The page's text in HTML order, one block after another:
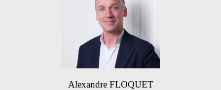
Alexandre FLOQUET